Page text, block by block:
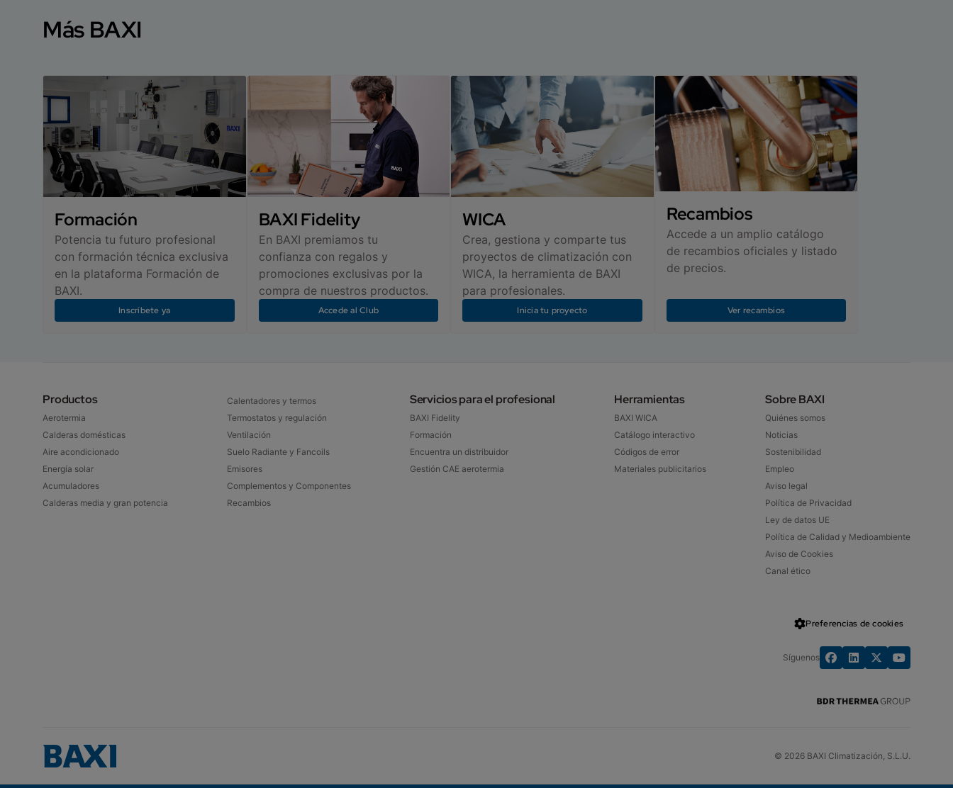
Más BAXI
Formación
Potencia tu futuro profesional
con formación técnica exclusiva
en la plataforma Formación de
BAXI.
Inscríbete ya
BAXI Fidelity
En BAXI premiamos tu
confianza con regalos y
promociones exclusivas por la
compra de nuestros productos.
Accede al Club
WICA
Crea, gestiona y comparte tus
proyectos de climatización con
WICA, la herramienta de BAXI
para profesionales.
Inicia tu proyecto
Recambios
Accede a un amplio catálogo
de recambios oficiales y listado
de precios.
Ver recambios
Productos
Aerotermia
Calderas domésticas​
Aire acondicionado​
Energía solar
Acumuladores​
Calderas media y gran potencia
Calentadores y termos
Termostatos y regulación​
Ventilación
Suelo Radiante y Fancoils
Emisores
Complementos y Componentes
Recambios
Servicios para el profesional
BAXI Fidelity​
Formación
Encuentra un distribuidor​
Gestión CAE aerotermia
Herramientas
BAXI WICA
Catálogo interactivo​
Códigos de error
Materiales publicitarios​
Sobre BAXI​
Quiénes somos
Noticias
Sostenibilidad​
Empleo
Aviso legal
Política de Privacidad
Ley de datos UE
Política de Calidad y Medioambiente
Aviso de Cookies
Canal ético
Preferencias de cookies
Síguenos
© 2026 BAXI Climatización, S.L.U.